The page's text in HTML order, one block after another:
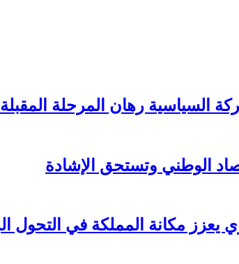
السياسية رهان المرحلة المقبلة
الوطني وتستحق الإشادة